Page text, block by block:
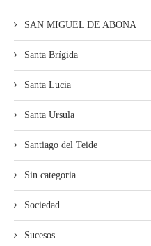
SAN MIGUEL DE ABONA
Santa Brígida
Santa Lucia
Santa Ursula
Santiago del Teide
Sin categoria
Sociedad
Sucesos